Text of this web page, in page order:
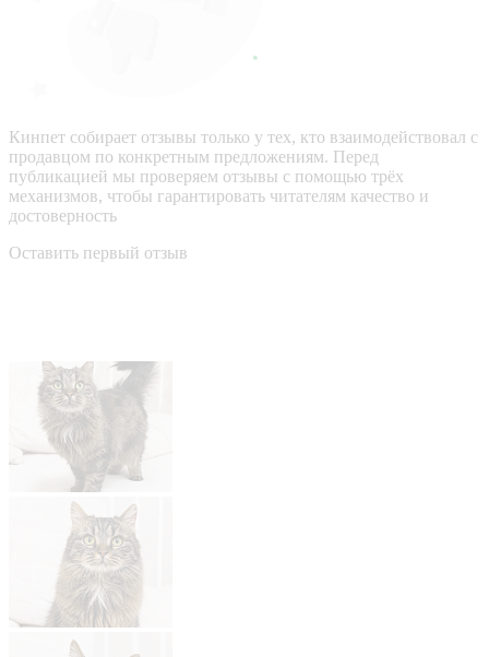
Кинпет собирает отзывы только у тех, кто взаимодействовал с
продавцом по конкретным предложениям. Перед
публикацией мы проверяем отзывы с помощью трёх
механизмов, чтобы гарантировать читателям качество и
достоверность
Оставить первый отзыв